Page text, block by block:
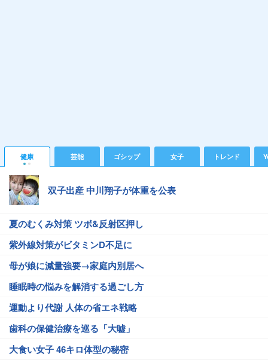
健康 芸能 ゴシップ 女子 トレンド
双子出産 中川翔子が体重を公表
夏のむくみ対策 ツボ&反射区押し
紫外線対策がビタミンD不足に
母が娘に減量強要→家庭内別居へ
睡眠時の悩みを解消する過ごし方
運動より代謝 人体の省エネ戦略
歯科の保健治療を巡る「大嘘」
大食い女子 46キロ体型の秘密